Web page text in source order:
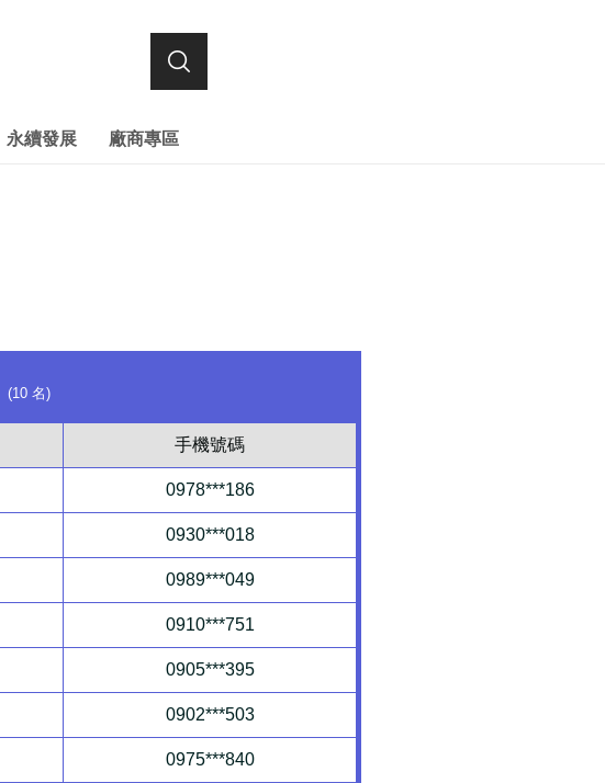
永續發展 廠商專區
(10 名)
手機號碼
0978***186
0930***018
0989***049
0910***751
0905***395
0902***503
0975***840